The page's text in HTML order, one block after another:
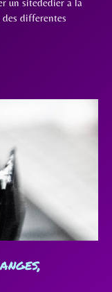
un sitededier a la
differentes